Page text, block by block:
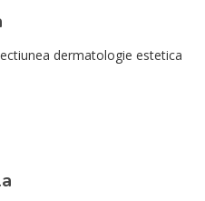
dermatologie estetica